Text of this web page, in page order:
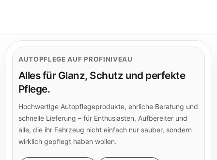
AUTOPFLEGE AUF PROFINIVEAU
Alles für Glanz, Schutz und perfekte
Pflege.
Hochwertige Autopflegeprodukte, ehrliche Beratung und
schnelle Lieferung – für Enthusiasten, Aufbereiter und
alle, die ihr Fahrzeug nicht einfach nur sauber, sondern
wirklich gepflegt haben wollen.